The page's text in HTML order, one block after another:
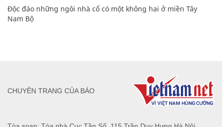
Độc đáo những ngôi nhà cổ có một không hai ở miền Tây
Nam Bộ
CHUYÊN TRANG CỦA BÁO